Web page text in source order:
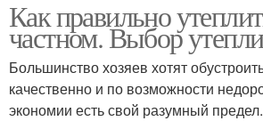
Как правильно
частном. Выбор
Большинство хозяев хотят
качественно и по возможности
экономии есть свой разумный предел.